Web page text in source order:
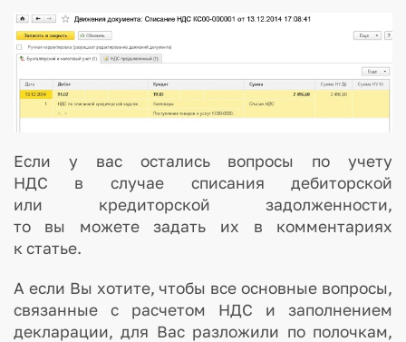
Если у вас остались вопросы по учету
НДС в случае списания дебиторской
или кредиторской задолженности,
то вы можете задать их в комментариях
к статье.
А если Вы хотите, чтобы все основные вопросы,
связанные с расчетом НДС и заполнением
декларации, для Вас разложили по полочкам,